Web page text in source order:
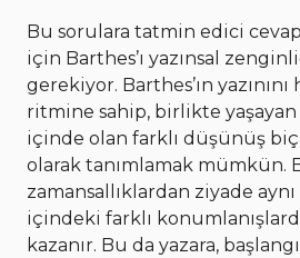
Bu sorulara tatmin edici
için Barthes’ı yazınsal
gerekiyor. Barthes’ın
ritmine sahip, birlikte
içinde olan farklı düşünüş
olarak tanımlamak mümkün.
zamansallıklardan ziyade
içindeki farklı
kazanır. Bu da yazara,